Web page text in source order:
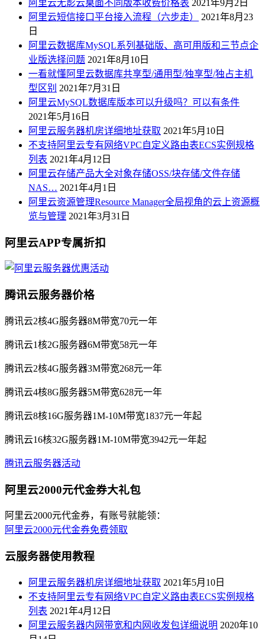
阿里云无影云桌面不同版本收费价格表 2021年9月2日
阿里云短信接口平台接入流程（六步走）
2021年8月23
日
阿里云数据库MySQL系列基础版、高可用版和三节点企
业版选择问题 2021年8月10日
一看就懂阿里云数据库共享型/通用型/独享型/独占主机
型区别 2021年7月31日
阿里云MySQL数据库版本可以升级吗？可以有条件
2021年5月16日
阿里云服务器机房详细地址获取 2021年5月10日
不支持阿里云专有网络VPC自定义路由表ECS实例规格
列表 2021年4月12日
阿里云存储产品大全对象存储OSS/块存储/文件存储
NAS… 2021年4月1日
阿里云资源管理Resource Manager全局视角的云上资源概
览与管理 2021年3月31日
阿里云APP专属折扣
腾讯云服务器价格
腾讯云2核4G服务器8M带宽70元一年
腾讯云1核2G服务器6M带宽58元一年
腾讯云2核4G服务器3M带宽268元一年
腾讯云4核8G服务器5M带宽628元一年
腾讯云8核16G服务器1M-10M带宽1837元一年起
腾讯云16核32G服务器1M-10M带宽3942元一年起
腾讯云服务器活动
阿里云2000元代金券大礼包
阿里云2000元代金券，有账号就能领：
阿里云2000元代金券免费领取
云服务器使用教程
阿里云服务器机房详细地址获取 2021年5月10日
不支持阿里云专有网络VPC自定义路由表ECS实例规格
列表 2021年4月12日
阿里云服务器内网带宽和内网收发包详细说明 2020年10